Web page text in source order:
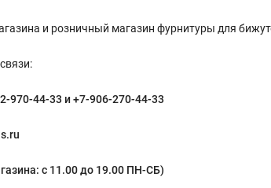
и розничный магазин фурнитуры для
970-44-33 и +7-906-270-44-33
с 11.00 до 19.00 ПН-СБ)